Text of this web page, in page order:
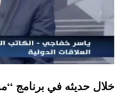
خلال حديثه في برنامج